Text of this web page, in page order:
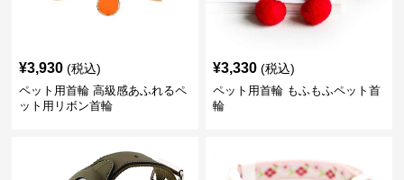
¥3,930 (税込)
ペット用首輪 高級感あふれるペ
ット用リボン首輪
¥3,330 (税込)
ペット用首輪 もふもふペット首
輪